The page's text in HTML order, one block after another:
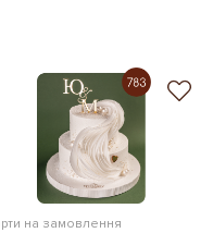
на замовлення